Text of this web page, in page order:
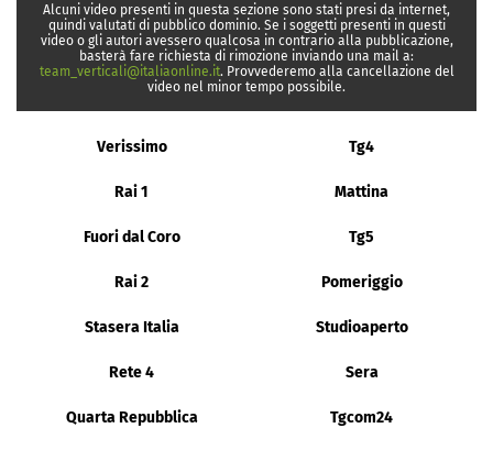
Alcuni video presenti in questa sezione sono stati presi da internet,
quindi valutati di pubblico dominio. Se i soggetti presenti in questi
video o gli autori avessero qualcosa in contrario alla pubblicazione,
basterà fare richiesta di rimozione inviando una mail a:
team_verticali@italiaonline.it. Provvederemo alla cancellazione del
video nel minor tempo possibile.
Verissimo Tg4
Rai 1 Mattina
Fuori dal Coro Tg5
Rai 2 Pomeriggio
Stasera Italia Studioaperto
Rete 4 Sera
Quarta Repubblica Tgcom24